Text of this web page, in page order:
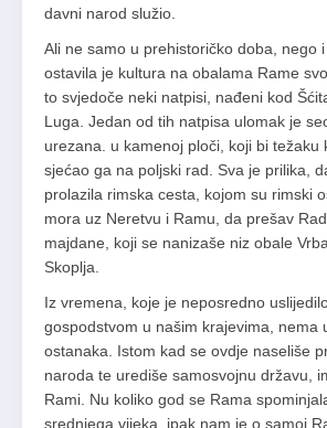
davni narod služio.
Ali ne samo u prehistoričko doba, nego
ostavila je kultura na obalama Rame
to svjedoče neki natpisi, nađeni kod
Luga. Jedan od tih natpisa ulomak je
urezana. u kamenoj ploči, koji bi težaku
sjećao ga na poljski rad. Sva je prilika,
prolazila rimska cesta, kojom su rimski
mora uz Neretvu i Ramu, da prešav
majdane, koji se nanizaše niz obale
Skoplja.
Iz vremena, koje je neposredno
gospodstvom u našim krajevima, nema
ostanaka. Istom kad se ovdje naseliše
naroda te urediše samosvojnu državu,
Rami. Nu koliko god se Rama
srednjega vijeka, ipak nam je o samoj